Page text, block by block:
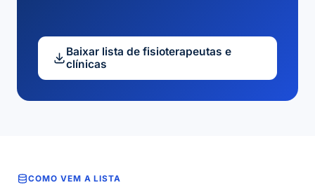
Baixar lista de fisioterapeutas e
clínicas
COMO VEM A LISTA